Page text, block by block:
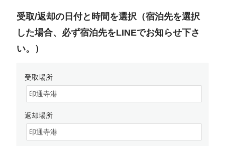
受取/返却の日付と時間を選択（宿泊先を選択
した場合、必ず宿泊先をLINEでお知らせ下さ
い。）
受取場所
返却場所